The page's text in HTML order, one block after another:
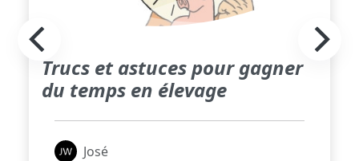
Trucs et astuces pour gagner
du temps en élevage
José